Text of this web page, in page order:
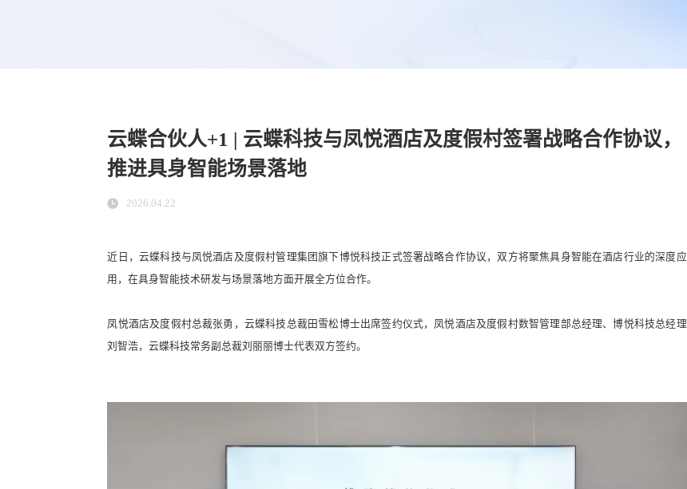
云蝶合伙人+1 | 云蝶科技与凤悦酒店及度假村签署战略合作协议，
推进具身智能场景落地
2026.04.22
近日，云蝶科技与凤悦酒店及度假村管理集团旗下博悦科技正式签署战略合作协议，双方将聚焦具身智能在酒店行业的深度应
用，在具身智能技术研发与场景落地方面开展全方位合作。
凤悦酒店及度假村总裁张勇，云蝶科技总裁田雪松博士出席签约仪式，凤悦酒店及度假村数智管理部总经理、博悦科技总经理
刘智浩，云蝶科技常务副总裁刘丽丽博士代表双方签约。